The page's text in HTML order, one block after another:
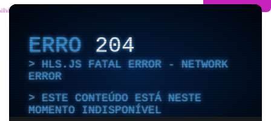
ERRO204
HLS.JS FATAL ERROR - NETWORK
ERROR
ESTE CONTEÚDO ESTÁ NESTE
MOMENTO INDISPONÍVEL